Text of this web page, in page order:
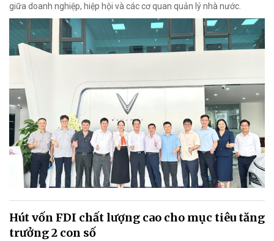
giữa doanh nghiệp, hiệp hội và các cơ quan quản lý nhà nước.
Hút vốn FDI chất lượng cao cho mục tiêu tăng
trưởng 2 con số